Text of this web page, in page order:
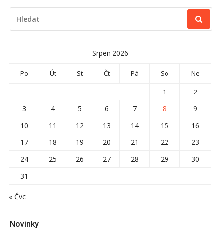
Srpen 2026
Po Út St Čt Pá So Ne
1
2
3
4 5 6 7 8
9
10
11 12 13 14 15
16
17
18 19 20 21 22
23
24
25 26 27 28 29
30
31
« Čvc
Novinky